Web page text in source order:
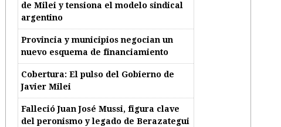
de Milei y tensiona el modelo sindical
argentino
Provincia y municipios negocian un
nuevo esquema de financiamiento
Cobertura: El pulso del Gobierno de
Javier Milei
Falleció Juan José Mussi, figura clave
del peronismo y legado de Berazategui